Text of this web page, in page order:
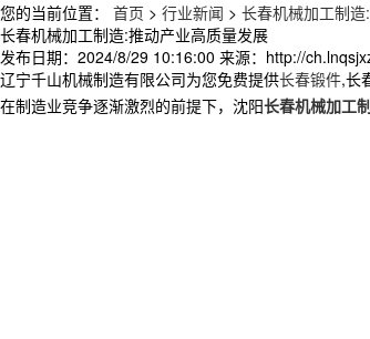
您的当前位置： 首页 > 行业新闻 > 长春机械加工制
长春机械加工制造:推动产业高质量发展
发布日期： 2024/8/29 10:16:00 来源： http://
辽宁千山机械制造有限公司为您免费提供长春锻件,长
在制造业竞争逐渐激烈的前提下，沈阳长春机械加工